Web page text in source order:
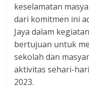
keselamatan
dari komitmen ini
Jaya dalam
bertujuan untuk
sekolah dan
aktivitas sehari-
2023.